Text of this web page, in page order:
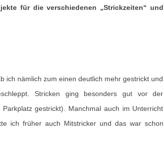
für die verschiedenen „Strickzeiten“ und
nämlich zum einen deutlich mehr gestrickt und
Stricken ging besonders gut vor der
gestrickt). Manchmal auch im Unterricht
ich früher auch Mitstricker und das war schon